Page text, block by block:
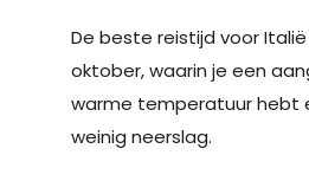
De beste reistijd voor
oktober, waarin je een
warme temperatuur hebt
weinig neerslag.